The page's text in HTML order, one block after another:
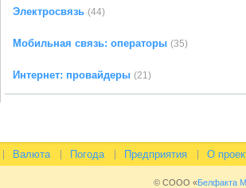
Электросвязь (44)
Мобильная связь: операторы (35)
Интернет: провайдеры (21)
Валюта Погода Предприятия О
© СООО «Белфакта